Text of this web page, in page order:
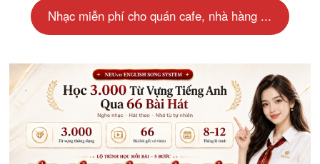
Nhạc miễn phí cho quán cafe, nhà hàng ...